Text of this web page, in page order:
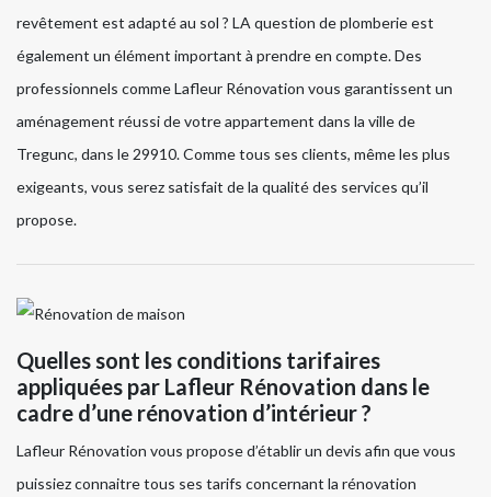
revêtement est adapté au sol ? LA question de plomberie est
également un élément important à prendre en compte. Des
professionnels comme Lafleur Rénovation vous garantissent un
aménagement réussi de votre appartement dans la ville de
Tregunc, dans le 29910. Comme tous ses clients, même les plus
exigeants, vous serez satisfait de la qualité des services qu’il
propose.
Quelles sont les conditions tarifaires
appliquées par Lafleur Rénovation dans le
cadre d’une rénovation d’intérieur ?
Lafleur Rénovation vous propose d’établir un devis afin que vous
puissiez connaitre tous ses tarifs concernant la rénovation